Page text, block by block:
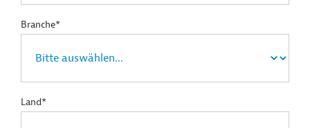
Branche*
Land*